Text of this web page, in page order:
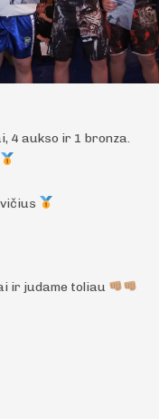
4 aukso ir 1 bronza.
ir judame toliau